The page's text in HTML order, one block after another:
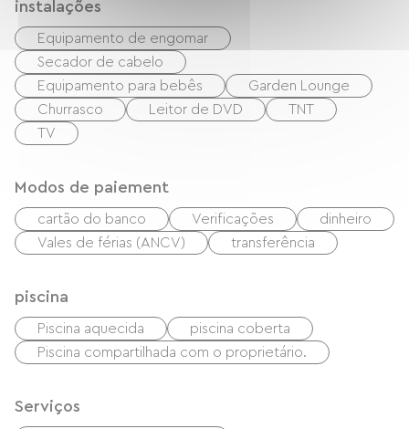
instalações
Equipamento de engomar
Secador de cabelo
Equipamento para bebês
Garden Lounge
Churrasco
Leitor de DVD
TNT
TV
Modos de paiement
cartão do banco Verificações
dinheiro
Vales de férias (ANCV)
transferência
piscina
Piscina aquecida
piscina coberta
Piscina compartilhada com o proprietário.
Serviços